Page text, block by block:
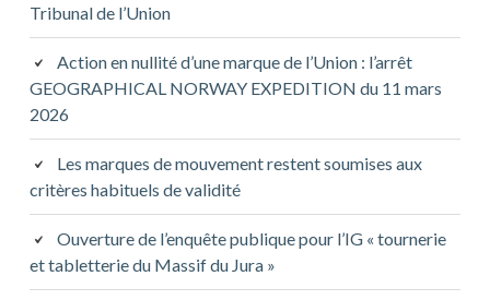
Tribunal de l’Union
Action en nullité d’une marque de l’Union : l’arrêt
GEOGRAPHICAL NORWAY EXPEDITION du 11 mars
2026
Les marques de mouvement restent soumises aux
critères habituels de validité
Ouverture de l’enquête publique pour l’IG « tournerie
et tabletterie du Massif du Jura »